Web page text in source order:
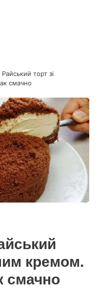
торт зі
смачно
кремом.
смачно